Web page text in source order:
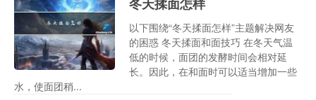
以下围绕“冬天揉面怎样”主题解决网友
的困惑 冬天揉面和面技巧 在冬天气温
低的时候，面团的发酵时间会相对延
长。因此，在和面时可以适当增加一些
水，使面团稍...